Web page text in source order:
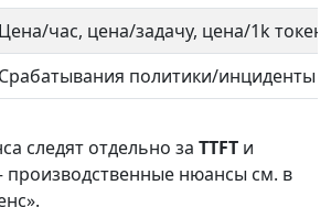
Цена/час, цена/задачу, цена/1k
Срабатывания политики/инциденты
следят отдельно за TTFT и
нюансы см. в
.